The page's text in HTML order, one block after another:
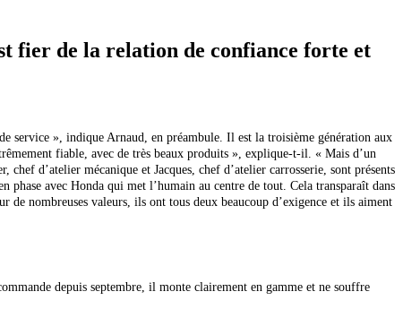
fier de la relation de confiance forte et
service », indique Arnaud, en préambule. Il est la troisième génération aux
fiable, avec de très beaux produits », explique-t-il. « Mais d’un
chef d’atelier mécanique et Jacques, chef d’atelier carrosserie, sont présents
phase avec Honda qui met l’humain au centre de tout. Cela transparaît dans
nombreuses valeurs, ils ont tous deux beaucoup d’exigence et ils aiment
depuis septembre, il monte clairement en gamme et ne souffre